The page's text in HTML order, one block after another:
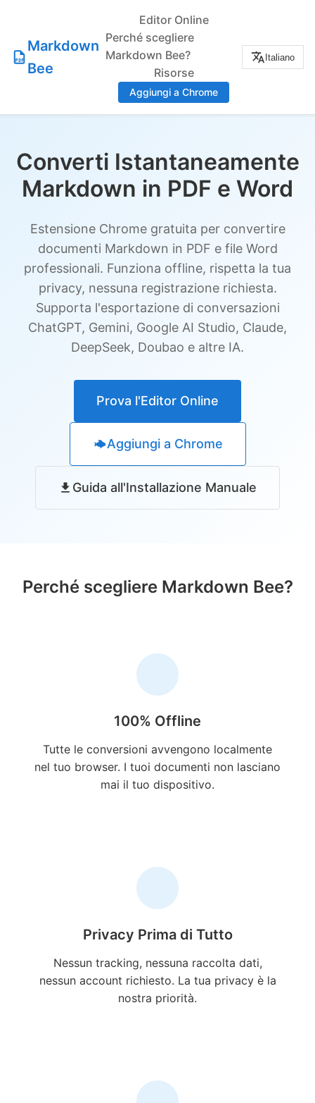
Markdown
Bee
Editor Online
Perché scegliere
Markdown Bee?
Risorse
Aggiungi a Chrome
Italiano
Converti Istantaneamente
Markdown in PDF e Word
Estensione Chrome gratuita per convertire
documenti Markdown in PDF e file Word
professionali. Funziona offline, rispetta la tua
privacy, nessuna registrazione richiesta.
Supporta l'esportazione di conversazioni
ChatGPT, Gemini, Google AI Studio, Claude,
DeepSeek, Doubao e altre IA.
Prova l'Editor Online
Aggiungi a Chrome
Guida all'Installazione Manuale
Perché scegliere Markdown Bee?
100% Offline
Tutte le conversioni avvengono localmente
nel tuo browser. I tuoi documenti non lasciano
mai il tuo dispositivo.
Privacy Prima di Tutto
Nessun tracking, nessuna raccolta dati,
nessun account richiesto. La tua privacy è la
nostra priorità.